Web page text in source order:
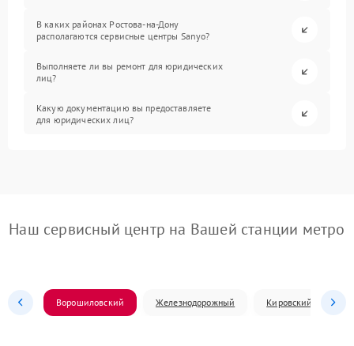
В каких районах Ростова-на-Дону
располагаются сервисные центры Sanyo?
Выполняете ли вы ремонт для юридических
лиц?
Какую документацию вы предоставляете
для юридических лиц?
Наш сервисный центр на Вашей станции метро
Ворошиловский Железнодорожный Кировский